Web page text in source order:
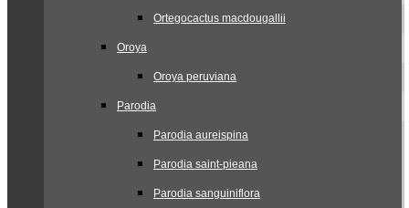
Ortegocactus macdougallii
Oroya
Oroya peruviana
Parodia
Parodia aureispina
Parodia saint-pieana
Parodia sanguiniflora